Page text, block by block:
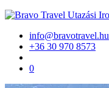
info@bravotravel.hu
+36 30 970 8573
0